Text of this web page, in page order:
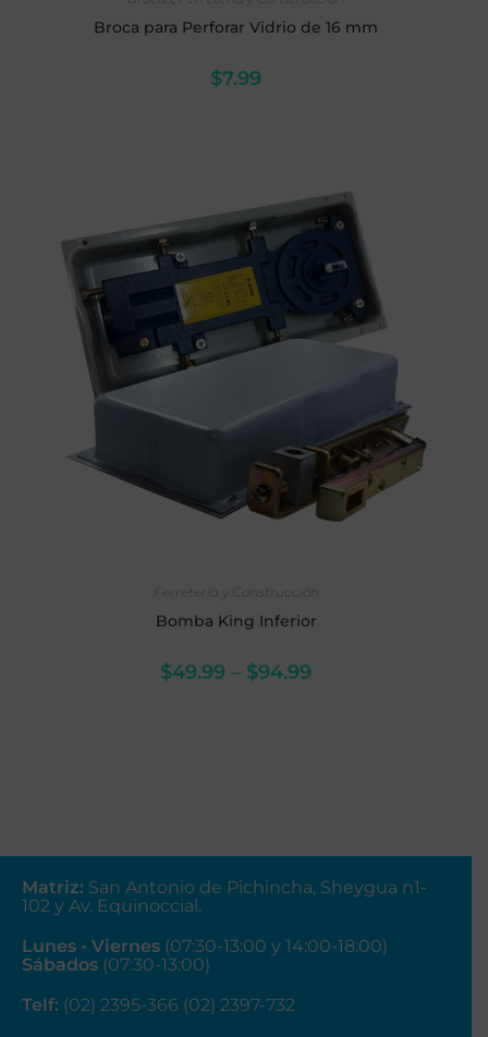
Broca para Perforar Vidrio de 16 mm
$7.99
Ferretería y Construcción
Bomba King Inferior
$49.99 – $94.99
Matriz: San Antonio de Pichincha, Sheygua n1-
102 y Av. Equinoccial.
Lunes - Viernes (07:30-13:00 y 14:00-18:00)
Sábados (07:30-13:00)
Telf: (02) 2395-366 (02) 2397-732